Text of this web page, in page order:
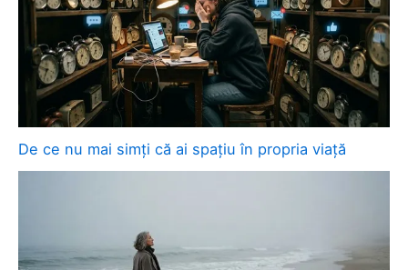
De ce nu mai simți că ai spațiu în propria viață